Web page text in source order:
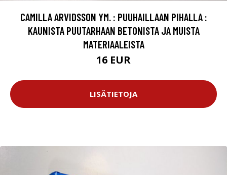
CAMILLA ARVIDSSON YM. : PUUHAILLAAN PIHALLA :
KAUNISTA PUUTARHAAN BETONISTA JA MUISTA
MATERIAALEISTA
16 EUR
LISÄTIETOJA